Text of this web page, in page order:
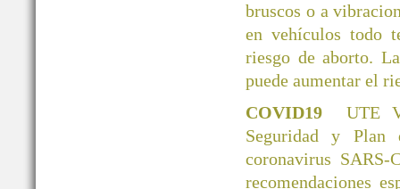
bruscos o a
en vehículos todo
riesgo de aborto.
puede aumentar el
COVID19 UTE
Seguridad y Plan
coronavirus
recomendaciones